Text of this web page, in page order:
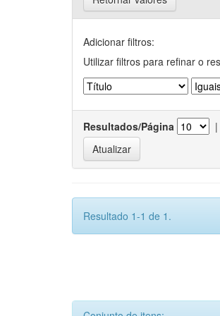
Adicionar filtros:
Utilizar filtros para refinar o
Resultados/Página |
Resultado 1-1 de 1.